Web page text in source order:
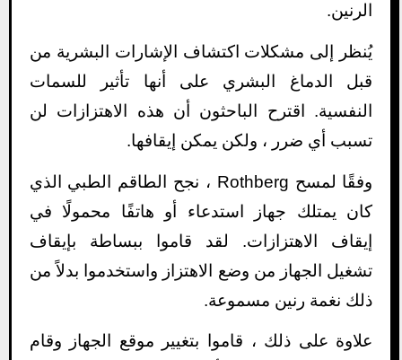
الرنين.
يُنظر إلى مشكلات اكتشاف الإشارات البشرية من
قبل الدماغ البشري على أنها تأثير للسمات
النفسية. اقترح الباحثون أن هذه الاهتزازات لن
تسبب أي ضرر ، ولكن يمكن إيقافها.
وفقًا لمسح Rothberg ، نجح الطاقم الطبي الذي
كان يمتلك جهاز استدعاء أو هاتفًا محمولًا في
إيقاف الاهتزازات. لقد قاموا ببساطة بإيقاف
تشغيل الجهاز من وضع الاهتزاز واستخدموا بدلاً من
ذلك نغمة رنين مسموعة.
علاوة على ذلك ، قاموا بتغيير موقع الجهاز وقام